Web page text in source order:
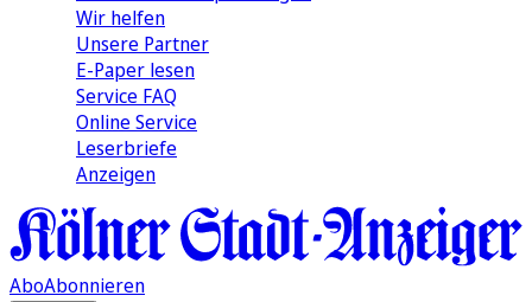
Wir helfen
Unsere Partner
E-Paper lesen
Service FAQ
Online Service
Leserbriefe
Anzeigen
AboAbonnieren